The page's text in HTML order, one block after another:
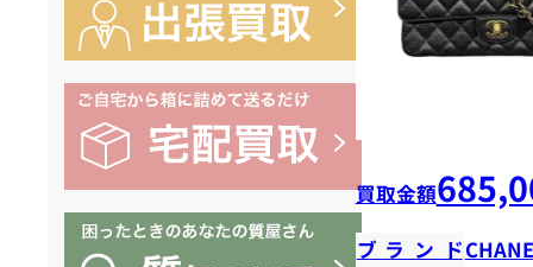
買取金額
ブランド